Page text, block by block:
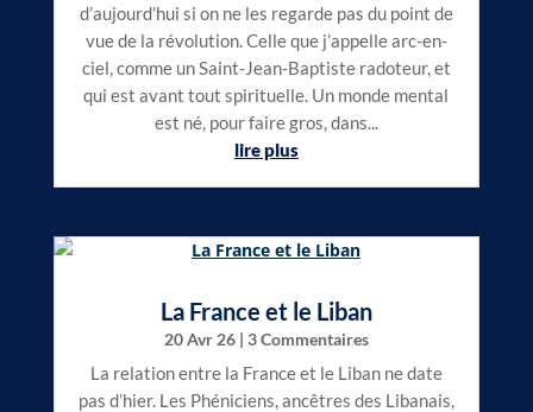
d’aujourd’hui si on ne les regarde pas du point de
vue de la révolution. Celle que j’appelle arc-en-
ciel, comme un Saint-Jean-Baptiste radoteur, et
qui est avant tout spirituelle. Un monde mental
est né, pour faire gros, dans...
lire plus
La France et le Liban
20 Avr 26| 3 Commentaires
La relation entre la France et le Liban ne date
pas d’hier. Les Phéniciens, ancêtres des Libanais,